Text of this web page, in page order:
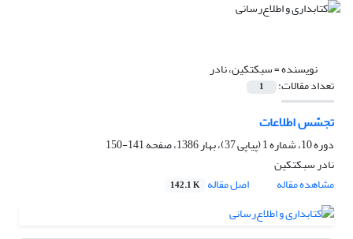
نویسنده =سبکتکین، نادر
تعداد مقالات: 1
تجسّس اطلاعات
دوره 10، شماره 1 (پیاپی 37)، بهار 1386، صفحه
141-150
نادر سبکتکین
مشاهده مقاله
اصل مقاله 142.1 K